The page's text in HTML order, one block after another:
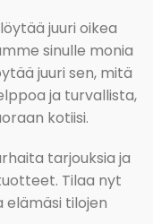
juuri oikea
sinulle monia
juuri sen, mitä
ja turvallista,
kotiisi.
tarjouksia ja
Tilaa nyt
tilojen